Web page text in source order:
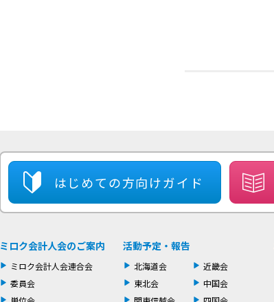
はじめての方向けガイド
ミロク会計人会のご案内
ミロク会計人会連合会
委員会
活動予定・報告
北海道会
東北会
近畿会
中国会